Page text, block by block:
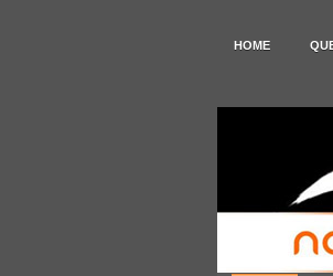
HOME